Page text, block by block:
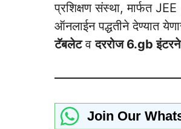
प्रशिक्षण संस्था, मार्फत
ऑनलाईन पद्धतीने देण्यात
टॅबलेटवदररोज 6.gb
Join Our